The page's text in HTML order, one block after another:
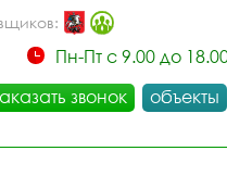
Пн-Пт с 9.00 до
звонок объекты